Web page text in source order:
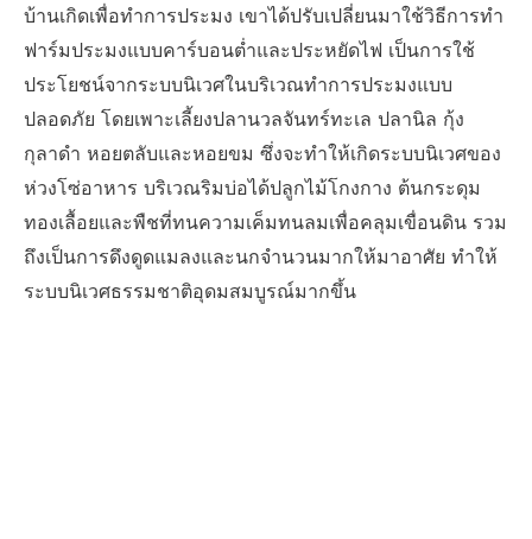
บ้านเกิดเพื่อทำการประมง เขาได้ปรับเปลี่ยนมาใช้วิธีการทำ
ฟาร์มประมงแบบคาร์บอนต่ำและประหยัดไฟ เป็นการใช้
ประโยชน์จากระบบนิเวศในบริเวณทำการประมงแบบ
ปลอดภัย โดยเพาะเลี้ยงปลานวลจันทร์ทะเล ปลานิล กุ้ง
กุลาดำ หอยตลับและหอยขม ซึ่งจะทำให้เกิดระบบนิเวศของ
ห่วงโซ่อาหาร บริเวณริมบ่อได้ปลูกไม้โกงกาง ต้นกระดุม
ทองเลื้อยและพืชที่ทนความเค็มทนลมเพื่อคลุมเขื่อนดิน รวม
ถึงเป็นการดึงดูดแมลงและนกจำนวนมากให้มาอาศัย ทำให้
ระบบนิเวศธรรมชาติอุดมสมบูรณ์มากขึ้น